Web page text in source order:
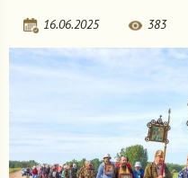
16.06.2025 383